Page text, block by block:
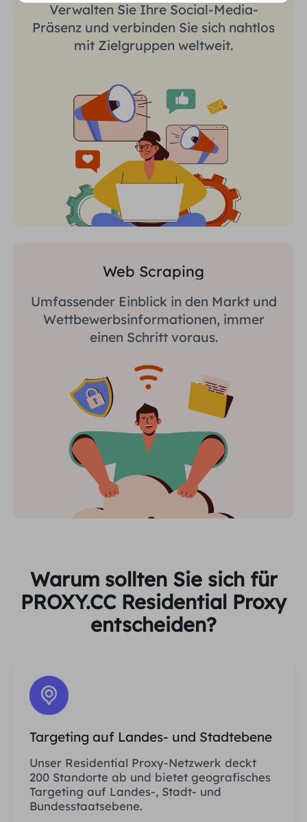
Verwalten Sie Ihre Social-Media-
Präsenz und verbinden Sie sich nahtlos
mit Zielgruppen weltweit.
Web Scraping
Umfassender Einblick in den Markt und
Wettbewerbsinformationen, immer
einen Schritt voraus.
Warum sollten Sie sich für
PROXY.CC Residential Proxy
entscheiden?
Targeting auf Landes- und Stadtebene
Unser Residential Proxy-Netzwerk deckt
200 Standorte ab und bietet geografisches
Targeting auf Landes-, Stadt- und
Bundesstaatsebene.